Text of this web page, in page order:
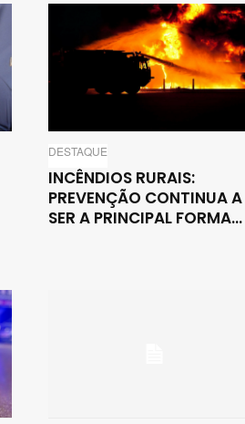
DESTAQUE
INCÊNDIOS RURAIS:
PREVENÇÃO CONTINUA A
SER A PRINCIPAL FORMA...